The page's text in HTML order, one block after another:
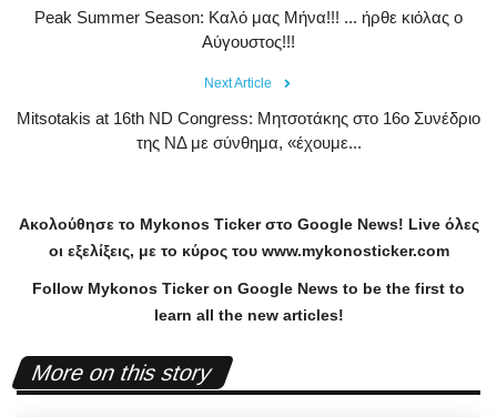
Peak Summer Season: Kαλό μας Μήνα!!! ... ήρθε κιόλας ο
Αύγουστος!!!
Next Article
Mitsotakis at 16th ND Congress: Μητσοτάκης στο 16ο Συνέδριο
της ΝΔ με σύνθημα, «έχουμε...
Ακολούθησε το Mykonos Tickerστο Google News! Liveόλες
οι εξελίξεις, με το κύρος του www.mykonosticker.com
Follow Mykonos Ticker on Google News to be the first to
learn all the new articles!
More on this story